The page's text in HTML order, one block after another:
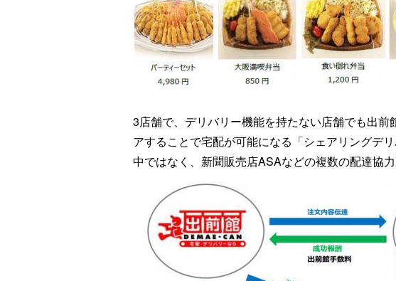
3店舗で、デリバリー機能を持たない店舗でも出前
アすることで宅配が可能になる「シェアリングデ
中ではなく、新聞販売店ASAなどの複数の配達協力